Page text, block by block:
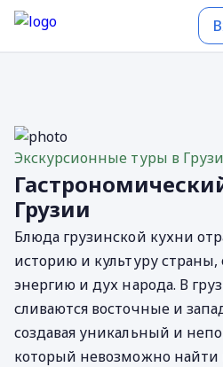
Экскурсионные туры в
Грузии
Блюда грузинской кухни
историю и культуру
энергию и дух народа. В
сливаются восточные и
создавая уникальный и
который невозможно найти